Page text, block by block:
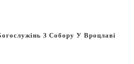
З Собору У Вроцлаві